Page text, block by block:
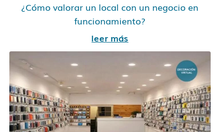
¿Cómo valorar un local con un negocio en
funcionamiento?
leer más